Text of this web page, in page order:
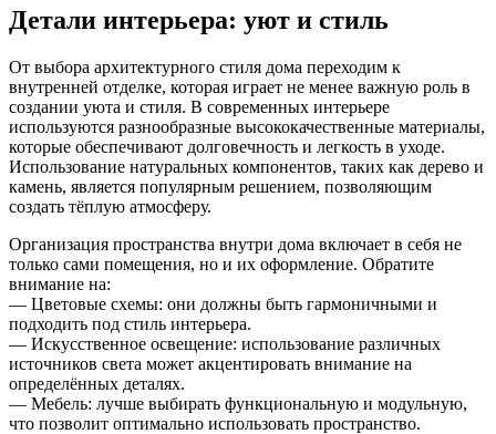
Детали интерьера: уют и стиль
От выбора архитектурного стиля дома переходим к
внутренней отделке, которая играет не менее важную роль в
создании уюта и стиля. В современных интерьере
используются разнообразные высококачественные материалы,
которые обеспечивают долговечность и легкость в уходе.
Использование натуральных компонентов, таких как дерево и
камень, является популярным решением, позволяющим
создать тёплую атмосферу.
Организация пространства внутри дома включает в себя не
только сами помещения, но и их оформление. Обратите
внимание на:
— Цветовые схемы: они должны быть гармоничными и
подходить под стиль интерьера.
— Искусственное освещение: использование различных
источников света может акцентировать внимание на
определённых деталях.
— Мебель: лучше выбирать функциональную и модульную,
что позволит оптимально использовать пространство.